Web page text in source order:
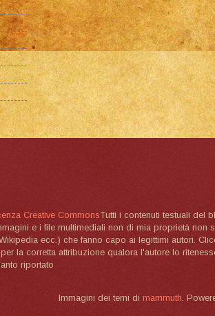
Creative CommonsTutti i contenuti testuali del
e i file multimediali non di mia proprietà
ecc.) che fanno capo ai legittimi autori.
la corretta attribuzione qualora l'autore lo
riportato
Immagini dei temi di mammuth.